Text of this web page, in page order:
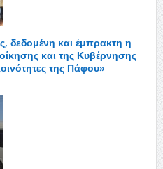
δεδομένη και έμπρακτη η
και της Κυβέρνησης
της Πάφου»